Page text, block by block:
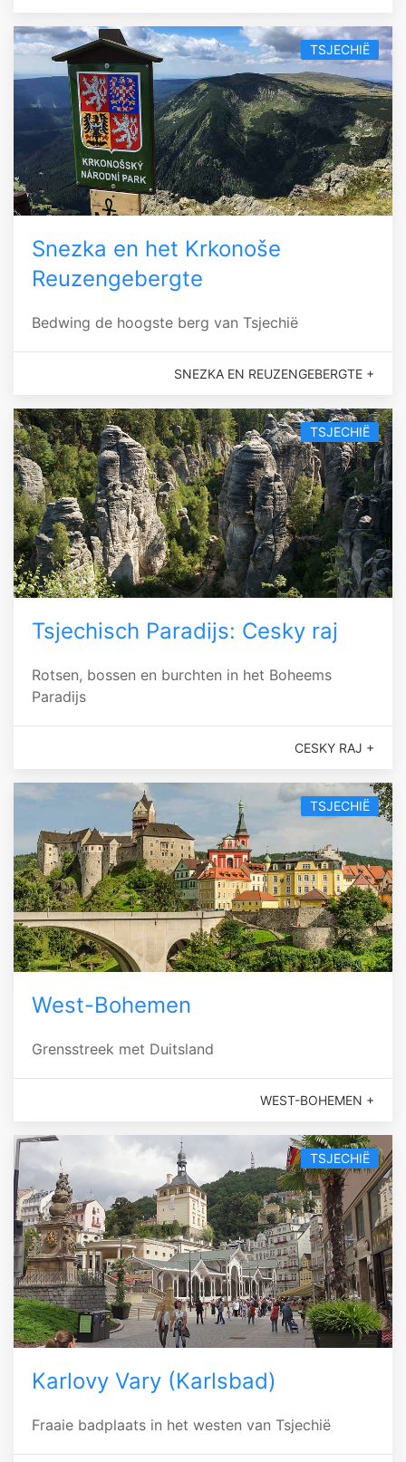
TSJECHIË
Snezka en het Krkonoše
Reuzengebergte
Bedwing de hoogste berg van Tsjechië
SNEZKA EN REUZENGEBERGTE +
TSJECHIË
Tsjechisch Paradijs: Cesky raj
Rotsen, bossen en burchten in het Boheems
Paradijs
CESKY RAJ +
TSJECHIË
West-Bohemen
Grensstreek met Duitsland
WEST-BOHEMEN +
TSJECHIË
Karlovy Vary (Karlsbad)
Fraaie badplaats in het westen van Tsjechië